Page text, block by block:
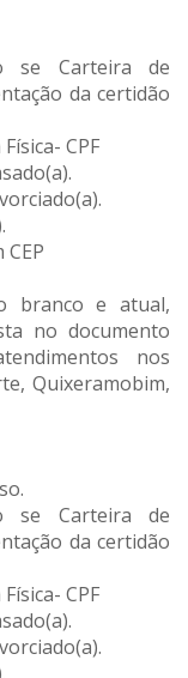
se Carteira de
da certidão
CPF
branco e atual,
no documento
nos
Quixeramobim,
se Carteira de
da certidão
CPF